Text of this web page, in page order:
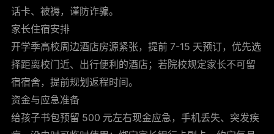
话卡、被褥，谨防诈骗。
家长住宿安排
开学季高校周边酒店房源紧张，提前 7-15 天预订，优先选
择距离校门近、出行便利的酒店；若院校规定家长不可留
宿宿舍，提前规划返程时间。
资金与应急准备
给孩子书包预留 500 元左右现金应急，手机丢失、突发疾